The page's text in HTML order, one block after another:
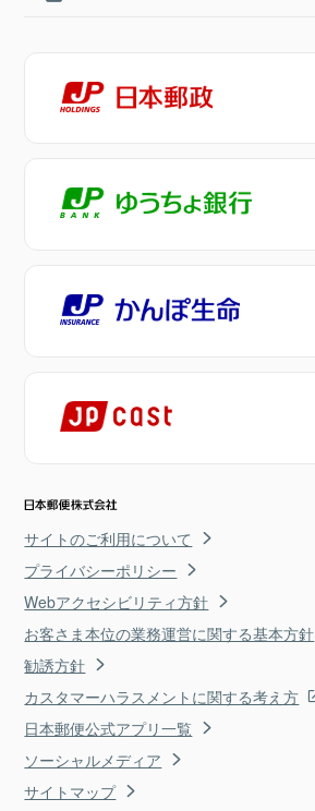
サイトのご利用について
プライバシーポリシー
Webアクセシビリティ方針
お客さま本位の業務運営に関する基本方針
勧誘方針
カスタマーハラスメントに関する考え方
日本郵便公式アプリ一覧
ソーシャルメディア
サイトマップ